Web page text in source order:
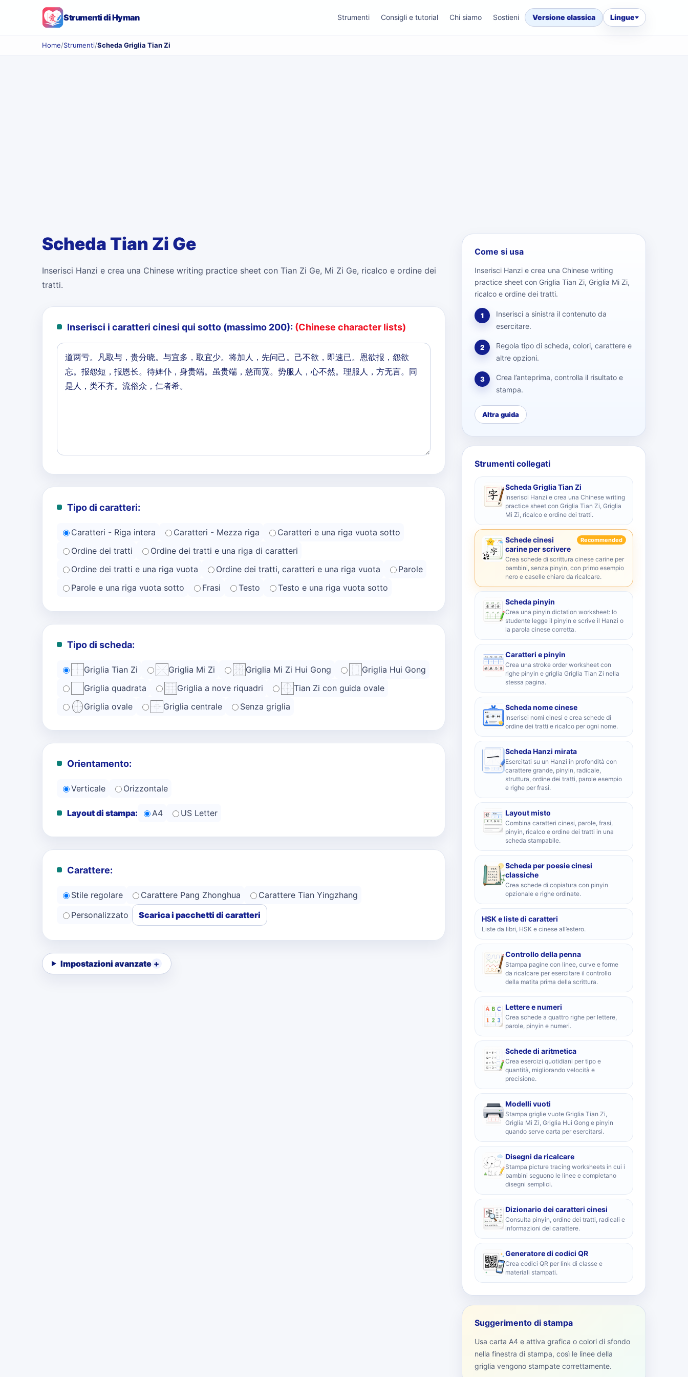
Strumenti di Hyman Strumenti Consigli e tutorial Chi siamo Sostieni Versione classica Lingue
Home/Strumenti/Scheda Griglia Tian Zi
Scheda Tian Zi Ge
Inserisci Hanzi e crea una Chinese writing practice sheet con Tian Zi Ge, Mi Zi Ge, ricalco e ordine dei
tratti.
Inserisci i caratteri cinesi qui sotto (massimo 200): (Chinese character lists)
Tipo di caratteri:
Caratteri - Riga intera Caratteri - Mezza riga
Caratteri e una riga vuota sotto
Ordine dei tratti
Ordine dei tratti e una riga di caratteri
Ordine dei tratti e una riga vuota
Ordine dei tratti, caratteri e una riga vuota
Parole
Parole e una riga vuota sotto
Frasi Testo Testo e una riga vuota sotto
Tipo di scheda:
Griglia Tian Zi Griglia Mi Zi Griglia Mi Zi Hui Gong
Griglia Hui Gong
Griglia quadrata
Griglia a nove riquadri
Tian Zi con guida ovale
Griglia ovale
Griglia centrale Senza griglia
Orientamento:
Verticale Orizzontale
Layout di stampa: A4 US Letter
Carattere:
Stile regolare Carattere Pang Zhonghua
Carattere Tian Yingzhang
Personalizzato
Scarica i pacchetti di caratteri
Impostazioni avanzate
Come si usa
Inserisci Hanzi e crea una Chinese writing
practice sheet con Griglia Tian Zi, Griglia Mi Zi,
ricalco e ordine dei tratti.
1
Inserisci a sinistra il contenuto da
esercitare.
2
Regola tipo di scheda, colori, carattere e
altre opzioni.
3
Crea l’anteprima, controlla il risultato e
stampa.
Altra guida
Strumenti collegati
Scheda Griglia Tian Zi
Inserisci Hanzi e crea una Chinese writing
practice sheet con Griglia Tian Zi, Griglia
Mi Zi, ricalco e ordine dei tratti.
Schede cinesi
carine per scrivere
Recommended
Crea schede di scrittura cinese carine per
bambini, senza pinyin, con primo esempio
nero e caselle chiare da ricalcare.
Scheda pinyin
Crea una pinyin dictation worksheet: lo
studente legge il pinyin e scrive il Hanzi o
la parola cinese corretta.
Caratteri e pinyin
Crea una stroke order worksheet con
righe pinyin e griglia Griglia Tian Zi nella
stessa pagina.
Scheda nome cinese
Inserisci nomi cinesi e crea schede di
ordine dei tratti e ricalco per ogni nome.
Scheda Hanzi mirata
Esercitati su un Hanzi in profondità con
carattere grande, pinyin, radicale,
struttura, ordine dei tratti, parole esempio
e righe per frasi.
Layout misto
Combina caratteri cinesi, parole, frasi,
pinyin, ricalco e ordine dei tratti in una
scheda stampabile.
Scheda per poesie cinesi
classiche
Crea schede di copiatura con pinyin
opzionale e righe ordinate.
HSK e liste di caratteri
Liste da libri, HSK e cinese all’estero.
Controllo della penna
Stampa pagine con linee, curve e forme
da ricalcare per esercitare il controllo
della matita prima della scrittura.
Lettere e numeri
Crea schede a quattro righe per lettere,
parole, pinyin e numeri.
Schede di aritmetica
Crea esercizi quotidiani per tipo e
quantità, migliorando velocità e
precisione.
Modelli vuoti
Stampa griglie vuote Griglia Tian Zi,
Griglia Mi Zi, Griglia Hui Gong e pinyin
quando serve carta per esercitarsi.
Disegni da ricalcare
Stampa picture tracing worksheets in cui i
bambini seguono le linee e completano
disegni semplici.
Dizionario dei caratteri cinesi
Consulta pinyin, ordine dei tratti, radicali e
informazioni del carattere.
Generatore di codici QR
Crea codici QR per link di classe e
materiali stampati.
Suggerimento di stampa
Usa carta A4 e attiva grafica o colori di sfondo
nella finestra di stampa, così le linee della
griglia vengono stampate correttamente.